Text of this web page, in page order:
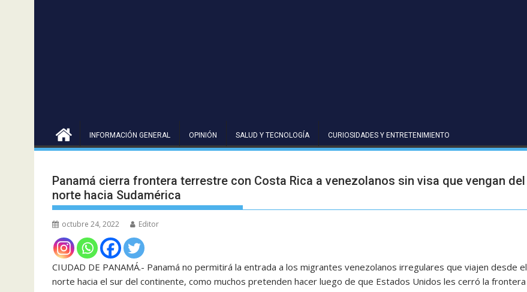
INFORMACIÓN GENERAL OPINIÓN SALUD Y TECNOLOGÍA CURIOSIDADES Y ENTRETENIMIENTO
Panamá cierra frontera terrestre con Costa Rica a venezolanos sin visa que vengan del
norte hacia Sudamérica
octubre 24, 2022 Editor
CIUDAD DE PANAMÁ.- Panamá no permitirá la entrada a los migrantes venezolanos irregulares que viajen desde el
norte hacia el sur del continente, como muchos pretenden hacer luego de que Estados Unidos les cerró la frontera